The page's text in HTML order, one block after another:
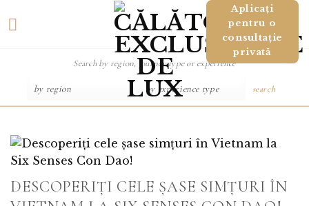
Aplicați
pentru o
consultație
privată
search
DESCOPERIȚI CELE ȘASE SIMȚURI ÎN